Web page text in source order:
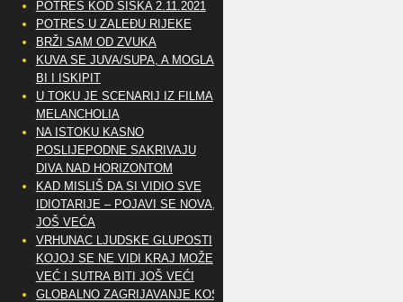
POTRES KOD SISKA 2.11.2021
POTRES U ZALEĐU RIJEKE
BRŽI SAM OD ZVUKA
KUVA SE JUVA/SUPA, A MOGLA
BI I ISKIPIT
U TOKU JE SCENARIJ IZ FILMA
MELANCHOLIA
NA ISTOKU KASNO
POSLIJEPODNE SAKRIVAJU
DIVA NAD HORIZONTOM
KAD MISLIŠ DA SI VIDIO SVE
IDIOTARIJE – POJAVI SE NOVA,..
JOŠ VEĆA
VRHUNAC LJUDSKE GLUPOSTI
KOJOJ SE NE VIDI KRAJ MOŽE
VEĆ I SUTRA BITI JOŠ VEĆI
GLOBALNO ZAGRIJAVANJE KOSI